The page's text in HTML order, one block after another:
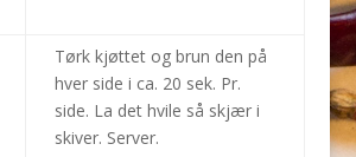
Tørk kjøttet og brun den på
hver side i ca. 20 sek. Pr.
side. La det hvile så skjær i
skiver. Server.